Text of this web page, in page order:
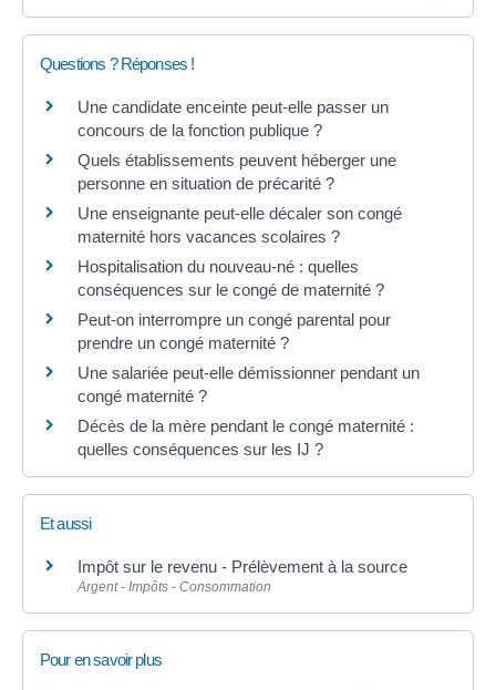
Questions ? Réponses !
Une candidate enceinte peut-elle passer un
concours de la fonction publique ?
Quels établissements peuvent héberger une
personne en situation de précarité ?
Une enseignante peut-elle décaler son congé
maternité hors vacances scolaires ?
Hospitalisation du nouveau-né : quelles
conséquences sur le congé de maternité ?
Peut-on interrompre un congé parental pour
prendre un congé maternité ?
Une salariée peut-elle démissionner pendant un
congé maternité ?
Décès de la mère pendant le congé maternité :
quelles conséquences sur les IJ ?
Et aussi
Impôt sur le revenu - Prélèvement à la source
Argent - Impôts - Consommation
Pour en savoir plus